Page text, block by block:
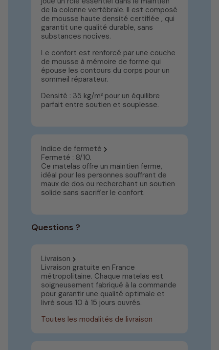
de la colonne vertébrale. Il est composé
de mousse haute densité certifiée , qui
garantit une qualité durable, sans
substances nocives.
Le confort est renforcé par une couche
de mousse à mémoire de forme qui
épouse les contours du corps pour un
sommeil réparateur.
Densité : 35 kg/m³ pour un équilibre
parfait entre soutien et souplesse.
Indice de fermeté
Fermeté : 8/10.
Ce matelas offre un maintien ferme,
idéal pour les personnes souffrant de
maux de dos ou recherchant un soutien
solide sans sacrifier le confort.
Questions ?
Livraison
Livraison gratuite en France
métropolitaine. Chaque matelas est
soigneusement fabriqué à la commande
pour garantir une qualité optimale et
livré sous 10 à 15 jours ouvrés.
Toutes les modalités de livraison